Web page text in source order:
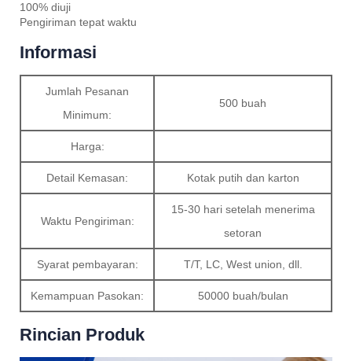
100% diuji
Pengiriman tepat waktu
Informasi
Jumlah Pesanan
Minimum:
500 buah
Harga:
Detail Kemasan: Kotak putih dan karton
Waktu Pengiriman:
15-30 hari setelah menerima
setoran
Syarat pembayaran: T/T, LC, West union, dll.
Kemampuan Pasokan: 50000 buah/bulan
Rincian Produk